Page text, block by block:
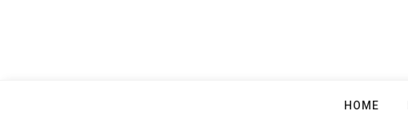
HOME